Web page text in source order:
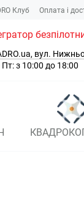
Клуб Оплата і
вул.
Пт: з 10:00 до 18:00